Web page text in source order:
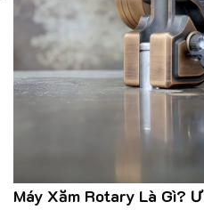
Máy Xăm Rotary Là Gì?